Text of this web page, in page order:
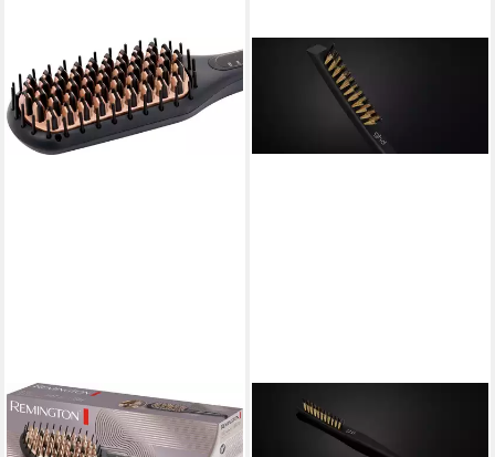
REMINGTON
Haarglättbürste CB7400 E51
Stylingbürste Ghd The Final